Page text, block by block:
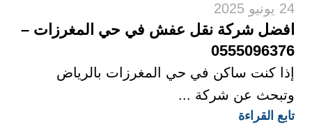
24 يونيو 2025
افضل شركة نقل عفش في حي المغرزات –
0555096376
إذا كنت ساكن في حي المغرزات بالرياض
وتبحث عن شركة ...
تابع القراءة